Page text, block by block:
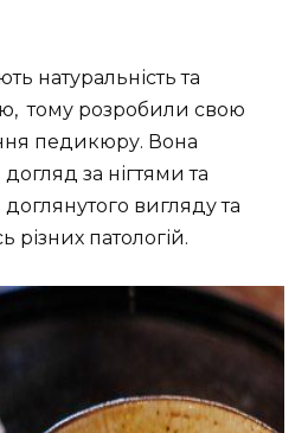
натуральність та
тому розробили свою
педикюру. Вона
за нігтями та
вигляду та
різних патологій.